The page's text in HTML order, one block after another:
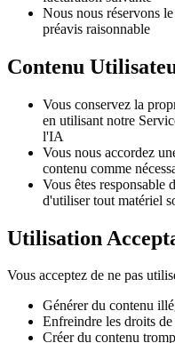
Nous nous réservons
préavis raisonnable
Contenu
Vous conservez la
en utilisant notre
l'IA
Vous nous accordez
contenu comme
Vous êtes responsable
d'utiliser tout matériel
Utilisation
Vous acceptez de ne pas
Générer du contenu
Enfreindre les droits
Créer du contenu